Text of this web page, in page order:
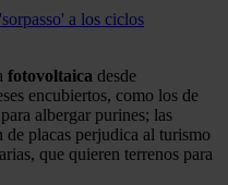
a los ciclos
fotovoltaica desde
encubiertos, como los de
albergar purines; las
de placas perjudica al turismo
que quieren terrenos para